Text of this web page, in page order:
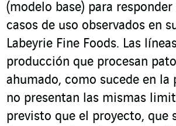
(modelo base) para
casos de uso observados en
Labeyrie Fine Foods. Las
producción que procesan
ahumado, como sucede en la
no presentan las mismas
previsto que el proyecto, que